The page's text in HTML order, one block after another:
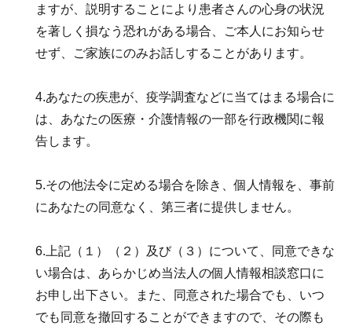
ますが、説明することにより患者さんの心身の状況
を著しく損なう恐れがある場合、ご本人にお知らせ
せず、ご家族にのみお話しすることがあります。
4.あなたの疾患が、疫学調査などに当てはまる場合に
は、あなたの医療・介護情報の一部を行政機関に報
告します。
5.その他法令に定める場合を除き、個人情報を、事前
にあなたの同意なく、第三者に提供しません。
6.上記（１）（２）及び（３）について、同意できな
い場合は、あらかじめ当法人の個人情報相談窓口に
お申し出下さい。また、同意された場合でも、いつ
でも同意を撤回することができますので、その際も